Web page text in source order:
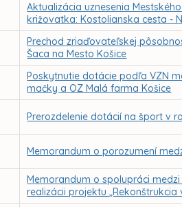
Aktualizácia uznesenia
križovatka: Kostolianska cesta -
Prechod zriaďovateľskej
Šaca na Mesto Košice
Poskytnutie dotácie podľa VZN
mačky a OZ Malá farma Košice
Prerozdelenie dotácií na šport v
Memorandum o porozumení
Memorandum o spolupráci
realizácii projektu